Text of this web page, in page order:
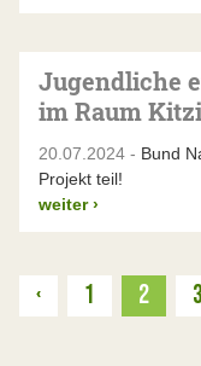
Jugendliche
im Raum
20.07.2024 - Bund
Projekt teil!
weiter ›
Zurück
‹ 1 2 3